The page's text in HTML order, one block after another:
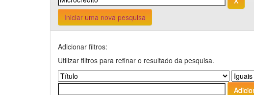
Iniciar uma nova pesquisa
Adicionar filtros:
Utilizar filtros para refinar o resultado da pesquisa.